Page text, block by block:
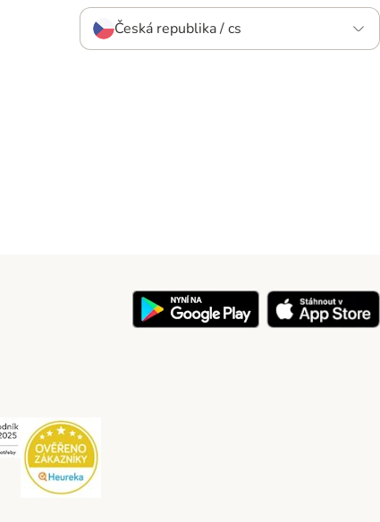
Česká republika / cs
Security